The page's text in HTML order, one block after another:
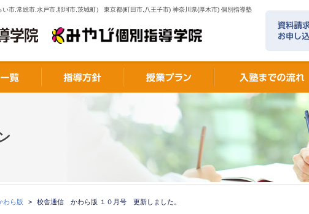
市,常総市,水戸市,那珂市,茨城町） 東京都(町田市,八王子市) 神奈川県(厚木市) 個別指導塾
わら版 > 校舎通信 かわら版 １０月号 更新しました。